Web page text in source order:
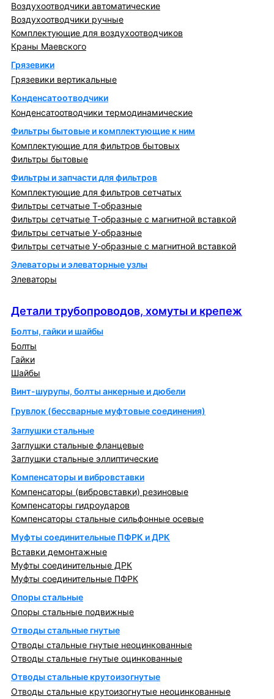
Воздухоотводчики автоматические
Воздухоотводчики ручные
Комплектующие для воздухоотводчиков
Краны Маевского
Грязевики
Грязевики вертикальные
Конденсатоотводчики
Конденсатоотводчики термодинамические
Фильтры бытовые и комплектующие к ним
Комплектующие для фильтров бытовых
Фильтры бытовые
Фильтры и запчасти для фильтров
Комплектующие для фильтров сетчатых
Фильтры сетчатые Т-образные
Фильтры сетчатые Т-образные с магнитной вставкой
Фильтры сетчатые У-образные
Фильтры сетчатые У-образные с магнитной вставкой
Элеваторы и элеваторные узлы
Элеваторы
Детали трубопроводов, хомуты и крепеж
Болты, гайки и шайбы
Болты
Гайки
Шайбы
Винт-шурупы, болты анкерные и дюбели
Грувлок (бессварные муфтовые соединения)
Заглушки стальные
Заглушки стальные фланцевые
Заглушки стальные эллиптические
Компенсаторы и вибровставки
Компенсаторы (вибровставки) резиновые
Компенсаторы гидроударов
Компенсаторы стальные сильфонные осевые
Муфты соединительные ПФРК и ДРК
Вставки демонтажные
Муфты соединительные ДРК
Муфты соединительные ПФРК
Опоры стальные
Опоры стальные подвижные
Отводы стальные гнутые
Отводы стальные гнутые неоцинкованные
Отводы стальные гнутые оцинкованные
Отводы стальные крутоизогнутые
Отводы стальные крутоизогнутые неоцинкованные